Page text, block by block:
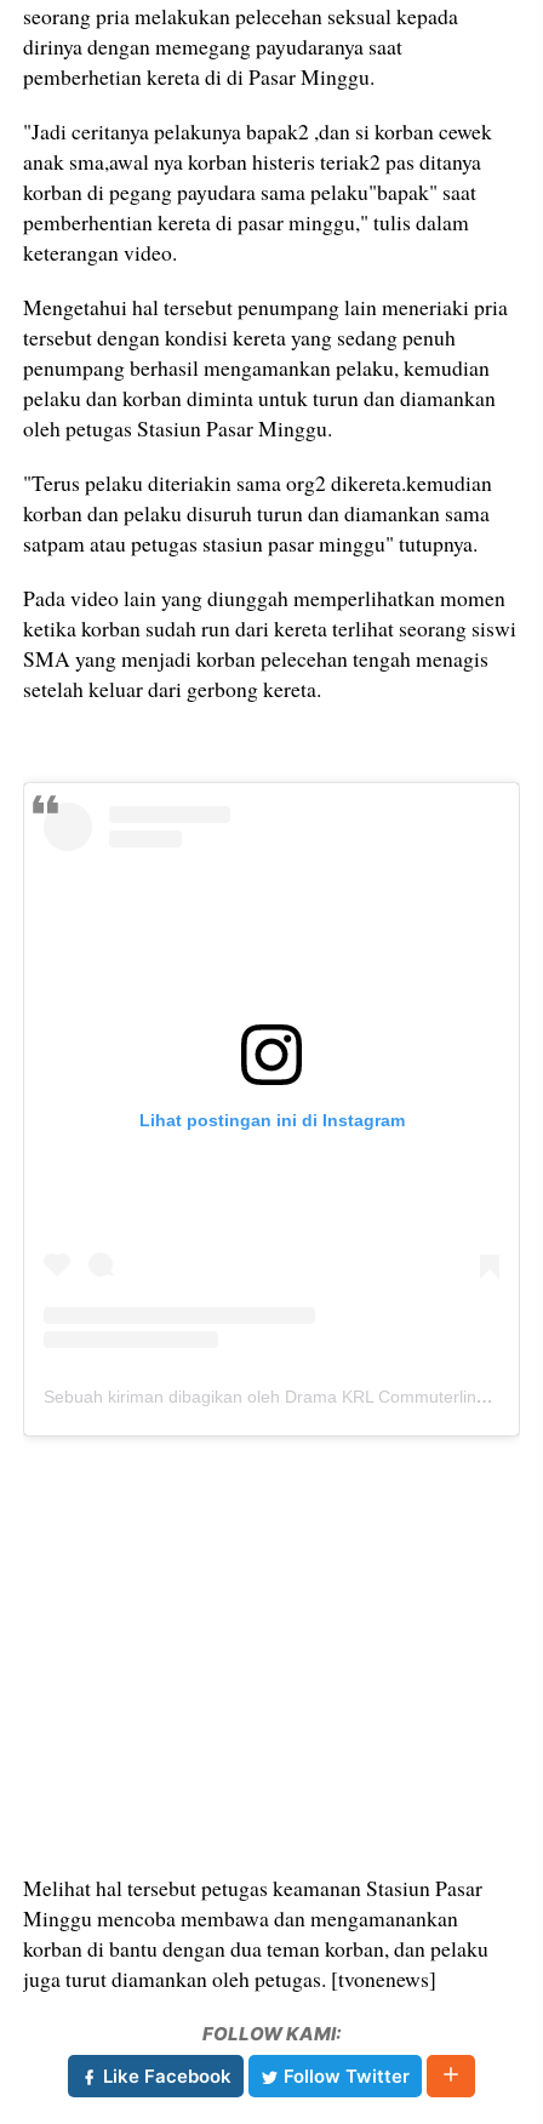
seorang pria melakukan pelecehan seksual kepada
dirinya dengan memegang payudaranya saat
pemberhetian kereta di di Pasar Minggu.
"Jadi ceritanya pelakunya bapak2 ,dan si korban cewek
anak sma,awal nya korban histeris teriak2 pas ditanya
korban di pegang payudara sama pelaku"bapak" saat
pemberhentian kereta di pasar minggu," tulis dalam
keterangan video.
Mengetahui hal tersebut penumpang lain meneriaki pria
tersebut dengan kondisi kereta yang sedang penuh
penumpang berhasil mengamankan pelaku, kemudian
pelaku dan korban diminta untuk turun dan diamankan
oleh petugas Stasiun Pasar Minggu.
"Terus pelaku diteriakin sama org2 dikereta.kemudian
korban dan pelaku disuruh turun dan diamankan sama
satpam atau petugas stasiun pasar minggu" tutupnya.
Pada video lain yang diunggah memperlihatkan momen
ketika korban sudah run dari kereta terlihat seorang siswi
SMA yang menjadi korban pelecehan tengah menagis
setelah keluar dari gerbong kereta.
Lihat postingan ini di Instagram
Sebuah kiriman dibagikan oleh Drama KRL Commuterline (@dramakrlcommuterline)
Melihat hal tersebut petugas keamanan Stasiun Pasar
Minggu mencoba membawa dan mengamanankan
korban di bantu dengan dua teman korban, dan pelaku
juga turut diamankan oleh petugas. [tvonenews]
FOLLOW KAMI:
Like Facebook
Follow Twitter